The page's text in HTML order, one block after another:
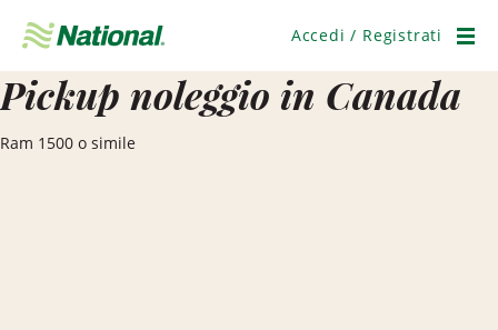
navigazione
Accedi / Registrati
Pickup noleggio in Canada
Ram 1500 o simile